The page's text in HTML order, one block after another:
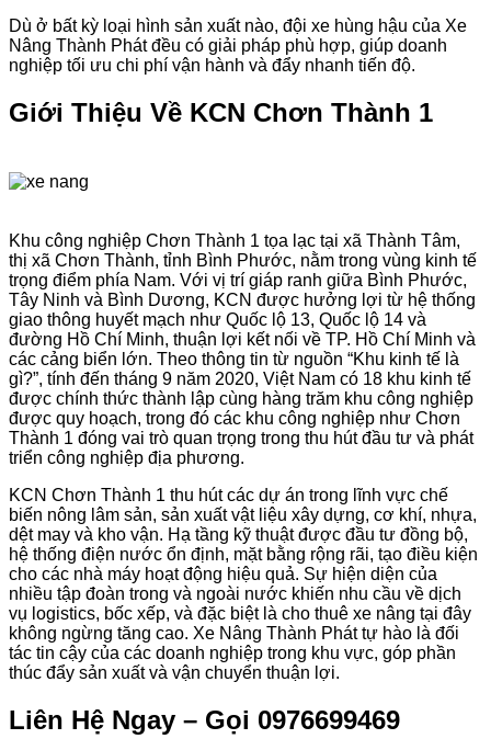
Dù ở bất kỳ loại hình sản xuất nào, đội xe hùng hậu của Xe
Nâng Thành Phát đều có giải pháp phù hợp, giúp doanh
nghiệp tối ưu chi phí vận hành và đẩy nhanh tiến độ.
Giới Thiệu Về KCN Chơn Thành 1
Khu công nghiệp Chơn Thành 1 tọa lạc tại xã Thành Tâm,
thị xã Chơn Thành, tỉnh Bình Phước, nằm trong vùng kinh tế
trọng điểm phía Nam. Với vị trí giáp ranh giữa Bình Phước,
Tây Ninh và Bình Dương, KCN được hưởng lợi từ hệ thống
giao thông huyết mạch như Quốc lộ 13, Quốc lộ 14 và
đường Hồ Chí Minh, thuận lợi kết nối về TP. Hồ Chí Minh và
các cảng biển lớn. Theo thông tin từ nguồn “Khu kinh tế là
gì?”, tính đến tháng 9 năm 2020, Việt Nam có 18 khu kinh tế
được chính thức thành lập cùng hàng trăm khu công nghiệp
được quy hoạch, trong đó các khu công nghiệp như Chơn
Thành 1 đóng vai trò quan trọng trong thu hút đầu tư và phát
triển công nghiệp địa phương.
KCN Chơn Thành 1 thu hút các dự án trong lĩnh vực chế
biến nông lâm sản, sản xuất vật liệu xây dựng, cơ khí, nhựa,
dệt may và kho vận. Hạ tầng kỹ thuật được đầu tư đồng bộ,
hệ thống điện nước ổn định, mặt bằng rộng rãi, tạo điều kiện
cho các nhà máy hoạt động hiệu quả. Sự hiện diện của
nhiều tập đoàn trong và ngoài nước khiến nhu cầu về dịch
vụ logistics, bốc xếp, và đặc biệt là cho thuê xe nâng tại đây
không ngừng tăng cao. Xe Nâng Thành Phát tự hào là đối
tác tin cậy của các doanh nghiệp trong khu vực, góp phần
thúc đẩy sản xuất và vận chuyển thuận lợi.
Liên Hệ Ngay – Gọi 0976699469